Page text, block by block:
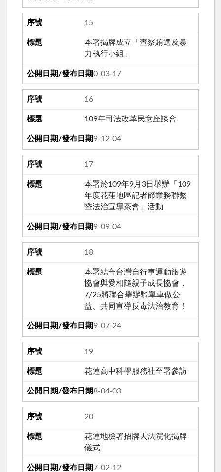
15
本署揭牌成立「查察賄選及暴
力執行小組」
110-03-17
16
109年司法改革民意座談會
109-12-04
17
本署於109年9月3日舉辦「109
年度花蓮地區記者節業務聯繫
暨法治宣導茶會」活動
109-09-04
18
本署結合台灣自行車運動旅遊
協會與愛相隨親子成長協會，
7/25將聯合舉辦騎單車做公
益、共同宣導反毒法治教育！
109-07-24
19
花蓮高中科學服務社至署參訪
108-04-03
20
花蓮地檢署招牌去法院化揭牌
儀式
107-02-12